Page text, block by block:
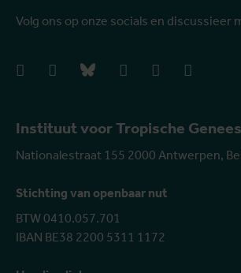
Instituut voor Tropische
Nationalestraat 155 2000 Antwerpen,
Stichting van openbaar nut
BTW 0410.057.701
IBAN BE38 2200 5311 1172
Volg ons op onze socials en discussieer
facebookinstagrambluesky linkedIn youtube